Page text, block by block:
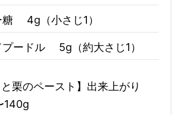
糖 4g（小さじ1）
プードル 5g（約大さじ1）
と栗のペースト】出来上がり